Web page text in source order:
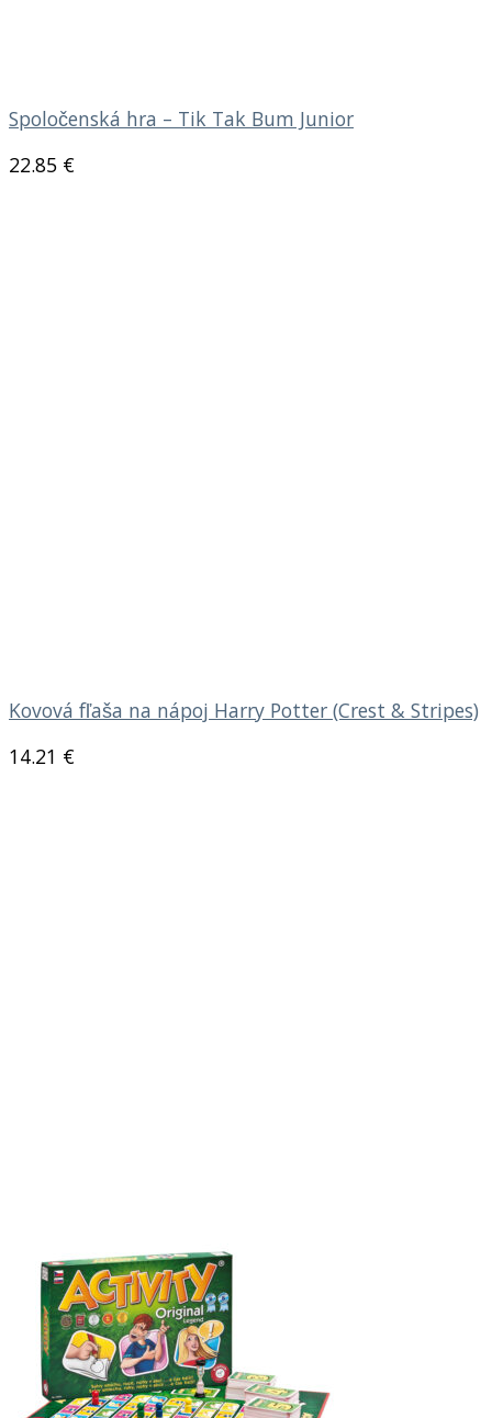
Spoločenská hra – Tik Tak Bum Junior
22.85 €
Kovová fľaša na nápoj Harry Potter (Crest & Stripes)
14.21 €